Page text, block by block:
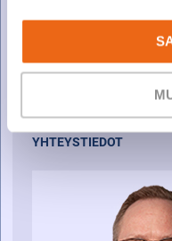
YHTEYSTIEDOT